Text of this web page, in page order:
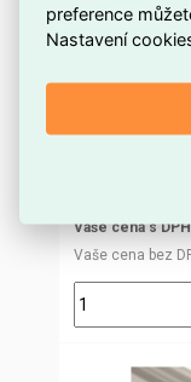
Dostupnost EMAS
Kód dodavatele
Vaše cena s DPH
Vaše cena bez
preference
Nastavení